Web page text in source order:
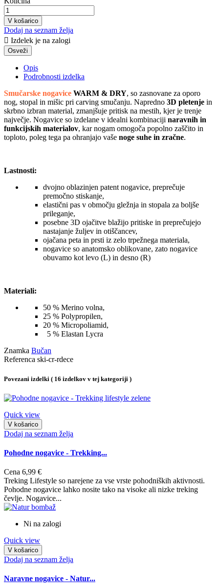
V košarico
Dodaj na seznam želja
 Izdelek je na zalogi
Opis
Podrobnosti izdelka
Smučarske nogavice WARM & DRY, so zasnovane za oporo
nog, stopal in mišic pri carving smučanju. Napredno 3D pletenje in
skrbno izbran material, zmanjšuje pritisk na mestih, kjer je trenje
največje. Nogavice so izdelane v idealni kombinaciji naravnih in
funkcijskih materialov, kar nogam omogoča popolno zaščito in
toploto, poleg tega pa ohranjajo vaše noge suhe in zračne.
Lastnosti:
dvojno oblazinjen patent nogavice, preprečuje
premočno stiskanje,
elastični pas v območju gležnja in stopala za boljše
prileganje,
posebne 3D ojačitve blažijo pritiske in preprečujejo
nastajanje žuljev in otiščancev,
ojačana peta in prsti iz zelo trpežnega materiala,
nogavice so anatomsko oblikovane, zato nogavice
obuvamo kot levo (L) in desno (R)
Materiali:
50 % Merino volna,
25 % Polypropilen,
20 % Micropoliamid,
5 % Elastan Lycra
Znamka Bučan
Referenca ski-cr-rdece
Povezani izdelki ( 16 izdelkov v tej kategoriji )
Quick view
V košarico
Dodaj na seznam želja
Pohodne nogavice - Trekking...
Cena 6,99 €
Treking Lifestyle so narejene za vse vrste pohodniških aktivnosti.
Pohodne nogavice lahko nosite tako na visoke ali nizke treking
čevlje. Nogavice...
Ni na zalogi
Quick view
V košarico
Dodaj na seznam želja
Naravne nogavice - Natur...